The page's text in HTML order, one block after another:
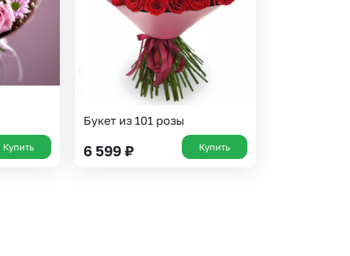
Купить
Букет из 101 розы
6 599 ₽ Купить